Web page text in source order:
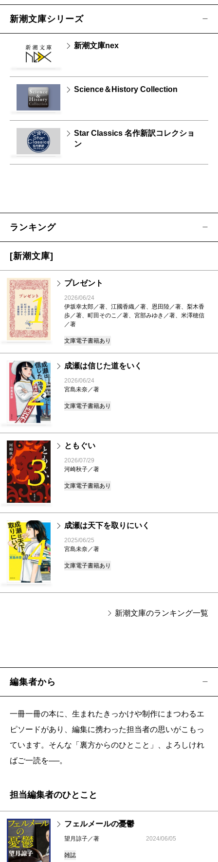
新潮文庫シリーズ
新潮文庫nex
Science＆History Collection
Star Classics 名作新訳コレクショ
ン
ランキング
[新潮文庫]
1
プレゼント
2026/06/24
伊坂幸太郎／著、江國香織／著、恩田陸／著、梨木香
歩／著、町田そのこ／著、宮部みゆき／著、米澤穂信
／著
文庫電子書籍あり
2
成瀬は信じた道をいく
2026/06/24
宮島未奈／著
文庫電子書籍あり
3
ともぐい
2026/07/29
河崎秋子／著
文庫電子書籍あり
4
成瀬は天下を取りにいく
2025/06/25
宮島未奈／著
文庫電子書籍あり
新潮文庫のランキング一覧
編集者から
一冊一冊の本に、生まれたきっかけや制作にまつわるエ
ピソードがあり、編集に携わった担当者の思いがこもっ
ています。そんな「裏方からのひとこと」、よろしけれ
ばご一読を──。
担当編集者のひとこと
フェルメールの憂鬱
望月諒子／著 2024/06/05
雑誌